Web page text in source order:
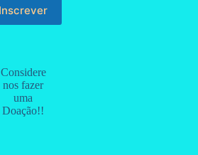
Considere
nos fazer
uma
Doação!!